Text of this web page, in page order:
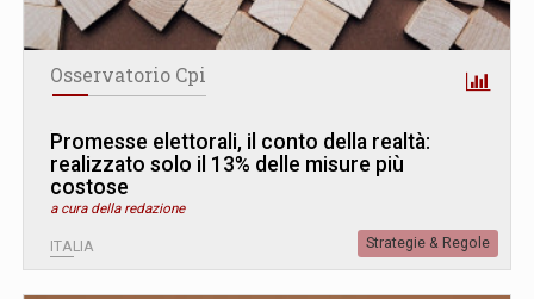
Osservatorio Cpi
Promesse elettorali, il conto della realtà:
realizzato solo il 13% delle misure più
costose
a cura della redazione
ITALIA Strategie & Regole